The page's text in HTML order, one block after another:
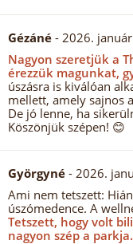
Gézáné - 2026.
Nagyon szeretjük a
érezzük magunkat,
úszásra is kiválóan
mellett, amely sajnos
De jó lenne, ha
Köszönjük szépen! 😊
Györgyné - 2026.
Ami nem tetszett:
úszómedence. A
Tetszett, hogy volt
nagyon szép a parkja.